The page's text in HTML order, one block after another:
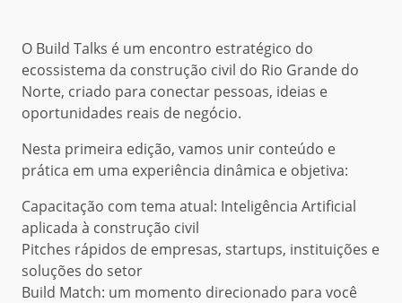
O Build Talks é um encontro estratégico do
ecossistema da construção civil do Rio Grande do
Norte, criado para conectar pessoas, ideias e
oportunidades reais de negócio.
Nesta primeira edição, vamos unir conteúdo e
prática em uma experiência dinâmica e objetiva:
Capacitação com tema atual: Inteligência Artificial
aplicada à construção civil
Pitches rápidos de empresas, startups, instituições e
soluções do setor
Build Match: um momento direcionado para você